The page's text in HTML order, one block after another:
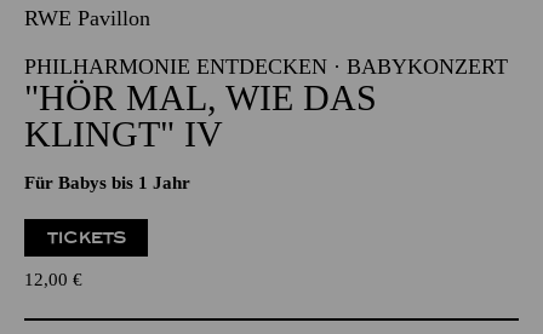
RWE Pavillon
PHILHARMONIE ENTDECKEN · BABYKONZERT
"HÖR MAL, WIE DAS
KLINGT" IV
Für Babys bis 1 Jahr
TICKETS
12,00 €